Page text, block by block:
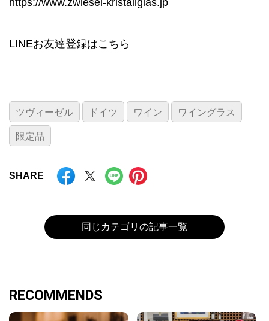
LINEお友達登録はこちら
ツヴィーゼル ドイツ ワイン ワイングラス
限定品
SHARE
同じカテゴリの記事一覧
RECOMMENDS